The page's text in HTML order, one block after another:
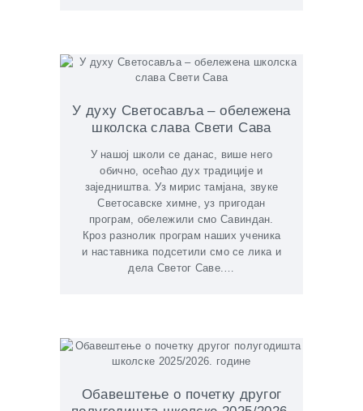
У духу Светосавља – обележена
школска слава Свети Сава
У нашој школи се данас, више него
обично, осећао дух традиције и
заједништва. Уз мирис тамјана, звуке
Светосавске химне, уз пригодан
програм, обележили смо Савиндан.
Кроз разнолик програм наших ученика
и наставника подсетили смо се лика и
дела Светог Саве.…
Обавештење о почетку другог